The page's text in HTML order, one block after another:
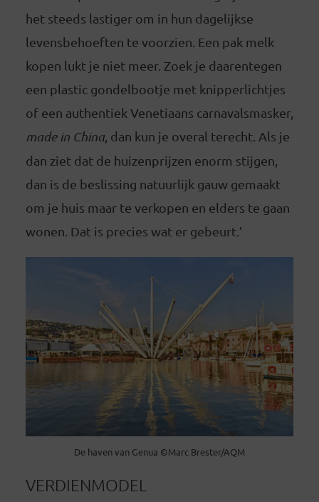
het steeds lastiger om in hun dagelijkse
levensbehoeften te voorzien. Een pak melk
kopen lukt je niet meer. Zoek je daarentegen
een plastic gondelbootje met knipperlichtjes
of een authentiek Venetiaans carnavalsmasker,
made in China, dan kun je overal terecht. Als je
dan ziet dat de huizenprijzen enorm stijgen,
dan is de beslissing natuurlijk gauw gemaakt
om je huis maar te verkopen en elders te gaan
wonen. Dat is precies wat er gebeurt.’
De haven van Genua ©Marc Brester/AQM
VERDIENMODEL